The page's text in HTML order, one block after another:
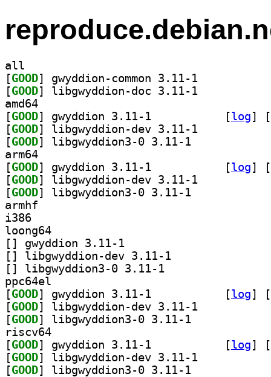
all
[GOOD
[GOOD
amd64
[GOOD [log]
[
[GOOD
[GOOD
arm64
[GOOD [log]
[
[GOOD
[GOOD
armhf
i386
loong64
[
[
[
ppc64el
[GOOD [log]
[
[GOOD
[GOOD
riscv64
[GOOD [log]
[
[GOOD
[GOOD